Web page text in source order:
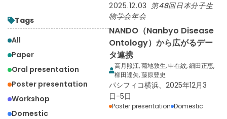
Tags
All
Paper
Oral presentation
Poster presentation
Workshop
Domestic
2025.12.03 第48回日本分子生
物学会年会
NANDO（Nanbyo Disease
Ontology）から広がるデー
タ連携
高月照江, 菊地敦生, 申在紋, 細田正恵,
櫛田達矢, 藤原豊史
パシフィコ横浜、2025年12月3
日-5日
Poster presentation Domestic